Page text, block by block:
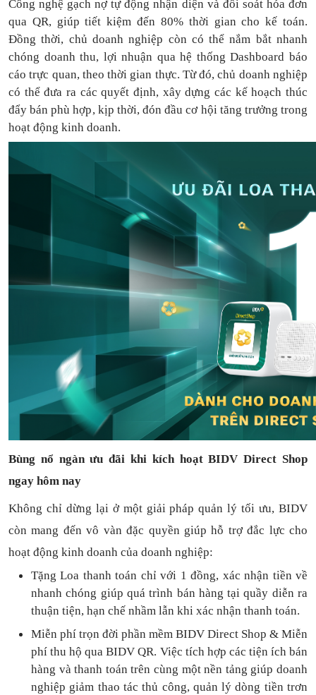
Công nghệ gạch nợ tự động nhận diện và đối soát hóa đơn
qua QR, giúp tiết kiệm đến 80% thời gian cho kế toán.
Đồng thời, chủ doanh nghiệp còn có thể nắm bắt nhanh
chóng doanh thu, lợi nhuận qua hệ thống Dashboard báo
cáo trực quan, theo thời gian thực. Từ đó, chủ doanh nghiệp
có thểđưa ra các quyết định, xây dựng các kế hoạch thúc
đẩy bán phù hợp, kịp thời, đón đầu cơ hội tăng trưởng trong
hoạt động kinh doanh.
Bùng nổ ngàn ưu đãi khi kích hoạt BIDV Direct Shop
ngay hôm nay
Không chỉ dừng lại ở một giải pháp quản lý tối ưu, BIDV
còn mang đến vô vàn đặc quyền giúp hỗ trợ đắc lực cho
hoạt động kinh doanh của doanh nghiệp:
Tặng Loa thanh toán chỉ với 1đồng, xác nhận tiền về
nhanh chóng giúp quá trình bán hàng tại quầy diễn ra
thuận tiện, hạn chế nhầm lẫn khi xác nhận thanh toán.
Miễn phí trọn đời phần mềm BIDV Direct Shop & Miễn
phí thu hộ qua BIDV QR. Việc tích hợp các tiện ích bán
hàng và thanh toántrên cùng một nền tảng giúp doanh
nghiệp giảm thao tác thủ công, quản lý dòng tiền trơn